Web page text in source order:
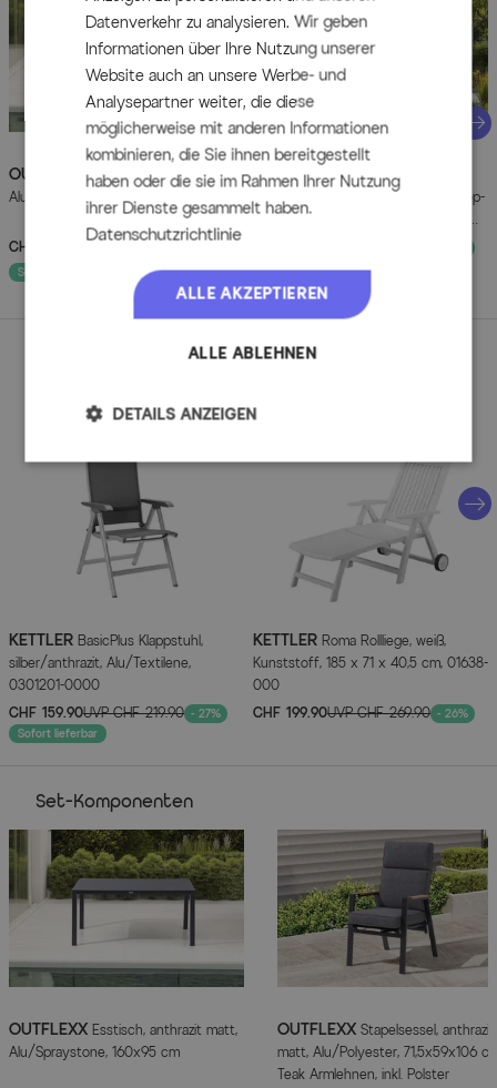
Farbe "Anthrazit Matt"
OUTFLEXX® Esstisch
Material Gestell: Aluminium
Farbe Gestell: OUTFLEXX® anthrazit matt
Finish: Pulverbeschichtung
rechteckige Tischplatte
Material Tischplatte: Sicherheitsglas mit Spraystone
Finish
Tischplatte ist kälte- und hitzebeständig
witterungsbeständig
Montagezustand: zerlegt
Sessel OUTFLEXX
wetterfest
pulverbeschichtet
Farbe: anthrazit
inkl. Polster (100% gesponnenes Polyester)
Farbe Polster: anthrazit
Maße (L/B/H)
Tisch
ca. 160x95x74 cm
Abstand zwischen den Tischbeinen längs: ca. 146,5 cm
Abstand zwischen den Tischbeinen quer: ca. 80 cm
Höhe der Tischunterkante: ca. 68 cm
Sessel
OUTFLEXXEsstisch, anthrazit matt,
Alu/Spraystone, 160x95 cm
CHF 549.90
Sofort lieferbar
OUTFLEXXAbdeckhaube für
Garten-Essgruppen, schwarz, Ripstop-
Gewebe/Polyester, 282 x 124 x 83
Sofort lieferbar
Aus dieser Serie
KETTLER BasicPlus Klappstuhl,
silber/anthrazit, Alu/Textilene,
0301201-0000
CHF 159.90UVPCHF 219.90 - 27%
Sofort lieferbar
KETTLER Roma Rollliege, weiß,
Kunststoff, 185 x 71 x 40,5 cm, 01638-
000
CHF 199.90UVPCHF 269.90 - 26%
Set-Komponenten
OUTFLEXX Esstisch, anthrazit matt,
Alu/Spraystone, 160x95 cm
OUTFLEXX Stapelsessel, anthrazit
matt, Alu/Polyester, 71,5x59x106
Teak Armlehnen, inkl. Polster
Datenverkehr zu analysieren. Wir geben
Informationen über Ihre Nutzung unserer
Website auch an unsere Werbe- und
Analysepartner weiter, die diese
möglicherweise mit anderen Informationen
kombinieren, die Sie ihnen bereitgestellt
haben oder die sie im Rahmen Ihrer Nutzung
ihrer Dienste gesammelt haben.
Datenschutzrichtlinie
ALLE AKZEPTIEREN
ALLE ABLEHNEN
DETAILS ANZEIGEN